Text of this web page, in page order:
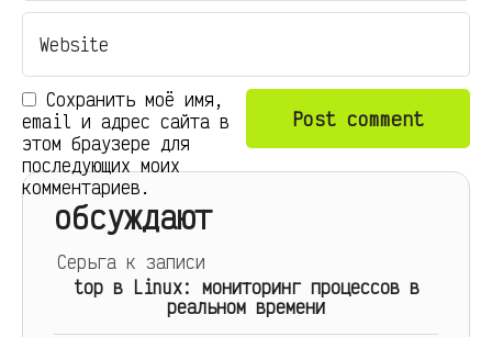
Сохранить моё имя,
email и адрес сайта в
этом браузере для
последующих моих
комментариев.
обсуждают
Серьгак записи
top в Linux: мониторинг процессов в
реальном времени